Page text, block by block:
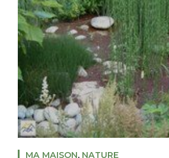
MA MAISON, NATURE